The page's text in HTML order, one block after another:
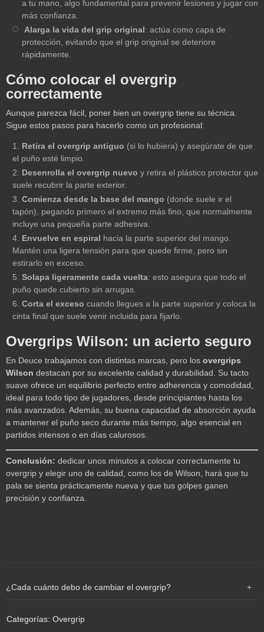
a tu mano, algo fundamental para prevenir lesiones y jugar con
más confianza.
Alarga la vida del grip original: actúa como capa de
protección, evitando que el grip original se deteriore
rápidamente.
Cómo colocar el overgrip
correctamente
Aunque parezca fácil, poner bien un overgrip tiene su técnica.
Sigue estos pasos para hacerlo como un profesional:
Retira el overgrip antiguo (si lo hubiera) y asegúrate de que
el puño esté limpio.
Desenrolla el overgrip nuevo y retira el plástico protector que
suele recubrir la parte exterior.
Comienza desde la base del mango (donde suele ir el
tapón), pegando primero el extremo más fino, que normalmente
incluye una pequeña parte adhesiva.
Envuelve en espiral hacia la parte superior del mango.
Mantén una ligera tensión para que quede firme, pero sin
estirarlo en exceso.
Solapa ligeramente cada vuelta: esto asegura que todo el
puño quede cubierto sin arrugas.
Corta el exceso cuando llegues a la parte superior y coloca la
cinta final que suele venir incluida para fijarlo.
Overgrips Wilson: un acierto seguro
En Deuce trabajamos con distintas marcas, pero los overgrips
Wilson destacan por su excelente calidad y durabilidad. Su tacto
suave ofrece un equilibrio perfecto entre adherencia y comodidad,
ideal para todo tipo de jugadores, desde principiantes hasta los
más avanzados. Además, su buena capacidad de absorción ayuda
a mantener el puño seco durante más tiempo, algo esencial en
partidos intensos o en días calurosos.
Conclusión: dedicar unos minutos a colocar correctamente tu
overgrip y elegir uno de calidad, como los de Wilson, hará que tu
pala se sienta prácticamente nueva y que tus golpes ganen
precisión y confianza.
¿Cada cuánto debo de cambiar el overgrip?
Categorías: Overgrip